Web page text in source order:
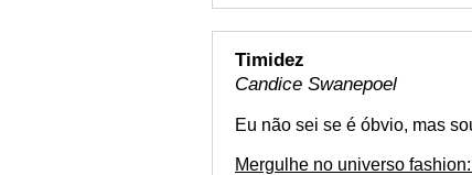
Timidez
Candice Swanepoel
Eu não sei se é óbvio, mas
Mergulhe no universo